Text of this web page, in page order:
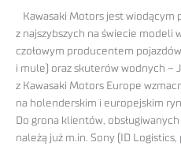
Kawasaki Motors jest wiodącym
z najszybszych na świecie modeli
czołowym producentem
i mule) oraz skuterów wodnych –
z Kawasaki Motors Europe
na holenderskim i europejskim
Do grona klientów,
należą już m.in. Sony (ID